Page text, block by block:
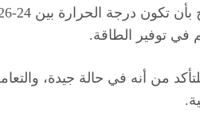
في توفير الطاقة.
من أنه في حالة جيدة،